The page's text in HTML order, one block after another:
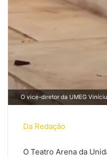
O vice-diretor da UMEG
Da Redação
O Teatro Arena da